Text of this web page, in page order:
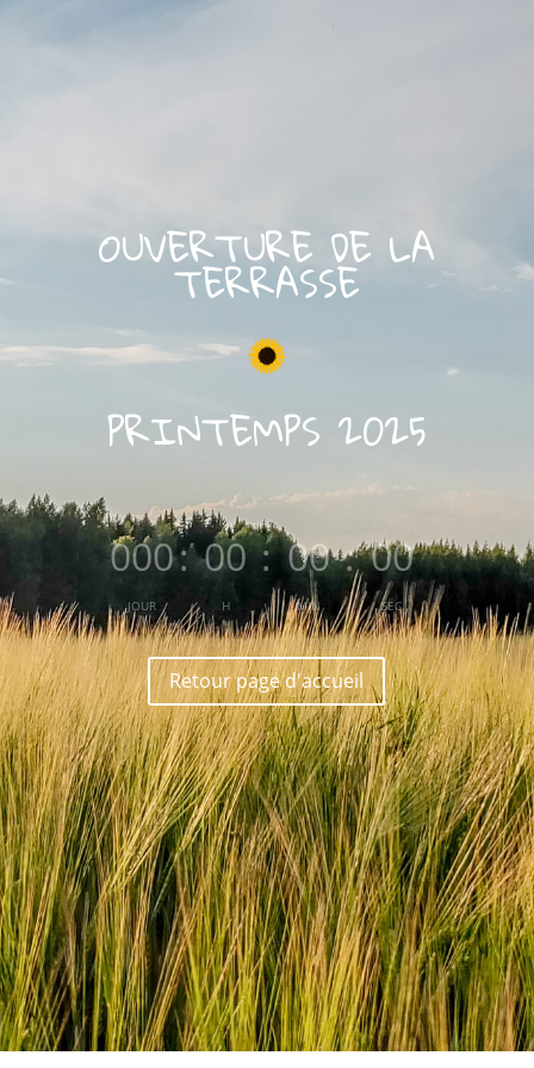
OUVERTURE DE LA
TERRASSE
PRINTEMPS 2025
000
JOUR
: 00
H
: 00
MIN
: 00
SEC
Retour page d'accueil